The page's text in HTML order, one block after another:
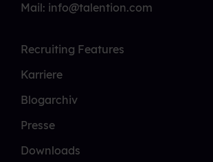
Mail: info@talention.com
Recruiting Features
Karriere
Blogarchiv
Presse
Downloads